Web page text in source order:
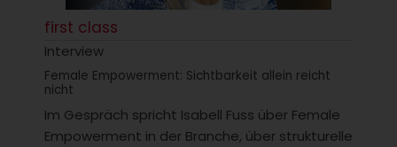
first class
Interview
Female Empowerment: Sichtbarkeit allein reicht
nicht
Im Gespräch spricht Isabell Fuss über Female
Empowerment in der Branche, über strukturelle